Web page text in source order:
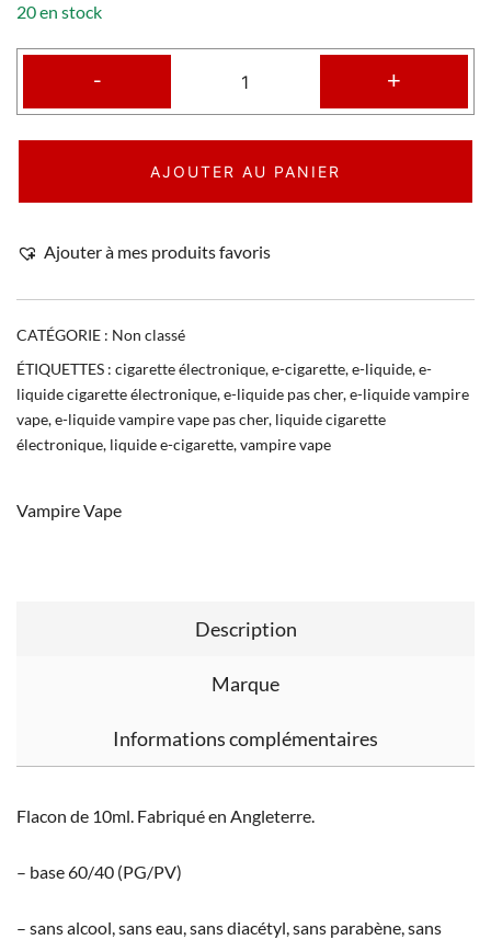
20 en stock
- +
AJOUTER AU PANIER
Ajouter à mes produits favoris
CATÉGORIE : Non classé
ÉTIQUETTES : cigarette électronique,e-cigarette,e-liquide,e-
liquide cigarette électronique,e-liquide pas cher,e-liquide vampire
vape,e-liquide vampire vape pas cher, liquide cigarette
électronique, liquide e-cigarette,vampire vape
Vampire Vape
Description
Marque
Informations complémentaires
Flacon de 10ml. Fabriqué en Angleterre.
– base 60/40 (PG/PV)
– sans alcool, sans eau, sans diacétyl, sans parabène, sans